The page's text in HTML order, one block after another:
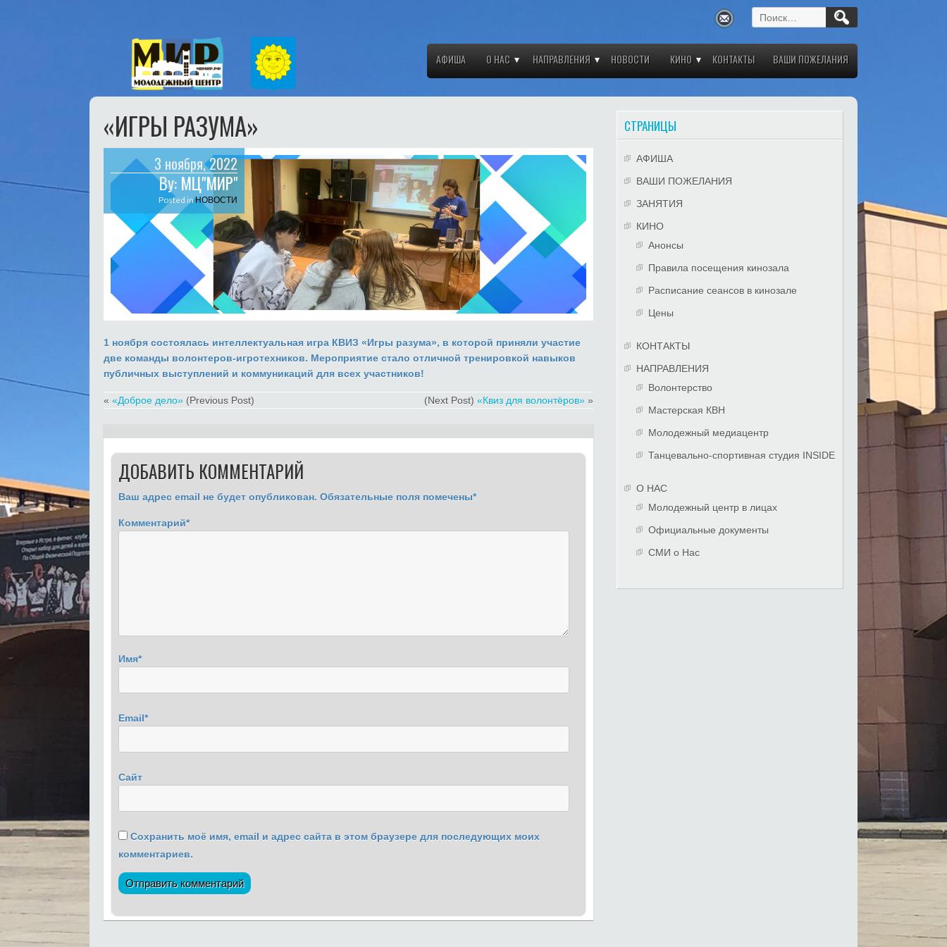
Найти:
АФИША О НАС НАПРАВЛЕНИЯ НОВОСТИ КИНО КОНТАКТЫ ВАШИ ПОЖЕЛАНИЯ
«ИГРЫ РАЗУМА»
3 ноября, 2022
By: МЦ"МИР"
Posted inНОВОСТИ
1 ноября состоялась интеллектуальная игра КВИЗ «Игры разума», в которой приняли участие
две команды волонтеров-игротехников. Мероприятие стало отличной тренировкой навыков
публичных выступлений и коммуникаций для всех участников!
« «Доброе дело» (Previous Post) (Next Post) «Квиз для волонтёров» »
ДОБАВИТЬ КОММЕНТАРИЙ
Ваш адрес email не будет опубликован. Обязательные поля помечены*
Комментарий*
Имя*
Email*
Сайт
Сохранить моё имя, email и адрес сайта в этом браузере для последующих моих
комментариев.
СТРАНИЦЫ
АФИША
ВАШИ ПОЖЕЛАНИЯ
ЗАНЯТИЯ
КИНО
Анонсы
Правила посещения кинозала
Расписание сеансов в кинозале
Цены
КОНТАКТЫ
НАПРАВЛЕНИЯ
Волонтерство
Мастерская КВН
Молодежный медиацентр
Танцевально-спортивная студия INSIDE
О НАС
Молодежный центр в лицах
Официальные документы
СМИ о Нас